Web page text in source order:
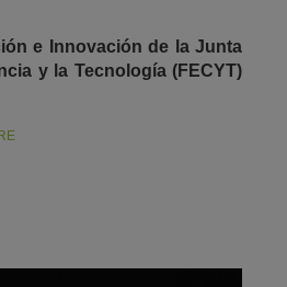
e Innovación de la Junta
y la Tecnología (FECYT)